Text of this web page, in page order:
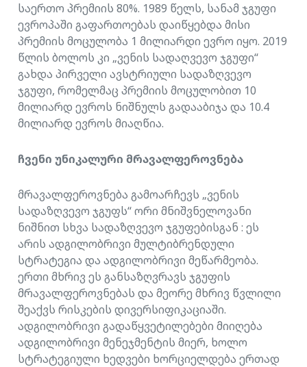
საერთო პრემიის 80%. 1989 წელს, სანამ ჯგუფი
ევროპაში გაფართოებას დაიწყებდა მისი
პრემიის მოცულობა 1 მილიარდი ევრო იყო. 2019
წლის ბოლოს კი „ვენის სადაღვევო ჯგუფი“
გახდა პირველი ავსტრიული სადაზღვევო
ჯგუფი, რომელმაც პრემიის მოცულობით 10
მილიარდ ევროს ნიშნულს გადააბიჯა და 10.4
მილიარდ ევროს მიაღწია.
ჩვენი უნიკალური მრავალფეროვნება
მრავალფეროვნება გამოარჩევს „ვენის
სადაზღვევო ჯგუფს“ ორი მნიშვნელოვანი
ნიშნით სხვა სადაზღვევო ჯგუფებისგან : ეს
არის ადგილობრივი მულტიბრენდული
სტრატეგია და ადგილობრივი მეწარმეობა.
ერთი მხრივ ეს განსაზღვრავს ჯგუფის
მრავალფეროვნებას და მეორე მხრივ წვლილი
შეაქვს რისკების დივერსიფიკაციაში.
ადგილობრივი გადაწყვეტილებები მიიღება
ადგილობრივი მენეჯმენტის მიერ, ხოლო
სტრატეგიული ხედვები ხორციელდება ერთად